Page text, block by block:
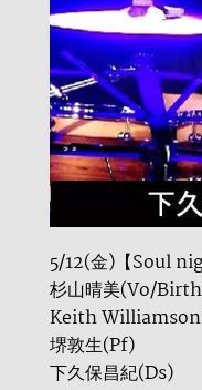
5/12(金)【Soul
杉山晴美(Vo/
Keith
堺敦生(Pf)
下久保昌紀(Ds)